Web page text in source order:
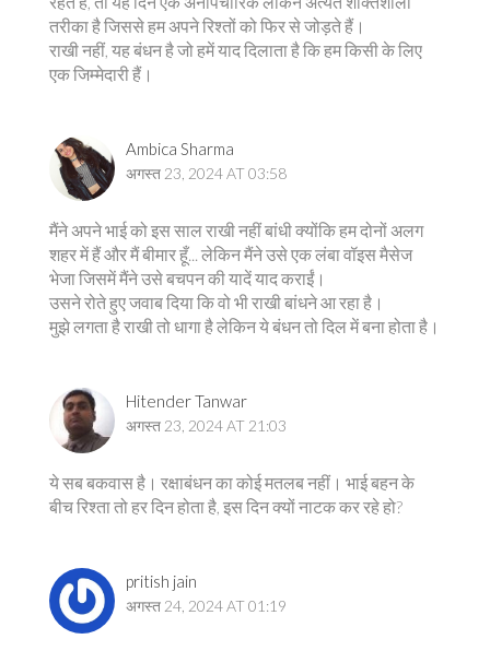
तरीका है जिससे हम अपने रिश्तों को फिर से जोड़ते हैं।
राखी नहीं, यह बंधन है जो हमें याद दिलाता है कि हम किसी के लिए
एक जिम्मेदारी हैं।
Ambica Sharma
अगस्त 23, 2024 AT 03:58
मैंने अपने भाई को इस साल राखी नहीं बांधी क्योंकि हम दोनों अलग
शहर में हैं और मैं बीमार हूँ... लेकिन मैंने उसे एक लंबा वॉइस मैसेज
भेजा जिसमें मैंने उसे बचपन की यादें याद कराईं।
उसने रोते हुए जवाब दिया कि वो भी राखी बांधने आ रहा है।
मुझे लगता है राखी तो धागा है लेकिन ये बंधन तो दिल में बना होता है।
Hitender Tanwar
अगस्त 23, 2024 AT 21:03
ये सब बकवास है। रक्षाबंधन का कोई मतलब नहीं। भाई बहन के
बीच रिश्ता तो हर दिन होता है, इस दिन क्यों नाटक कर रहे हो?
pritish jain
अगस्त 24, 2024 AT 01:19